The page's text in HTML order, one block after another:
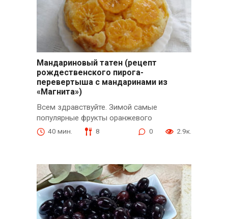
Мандариновый татен (рецепт
рождественского пирога-
перевертыша с мандаринами из
«Магнита»)
Всем здравствуйте. Зимой самые
популярные фрукты оранжевого
40 мин. 8 0 2.9к.